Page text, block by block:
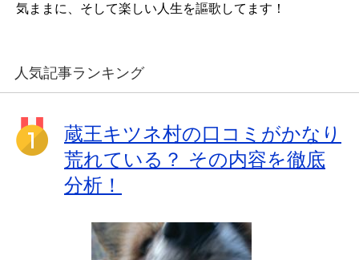
気ままに、そして楽しい人生を謳歌してます！
人気記事ランキング
蔵王キツネ村の口コミがかなり
荒れている？ その内容を徹底
分析！